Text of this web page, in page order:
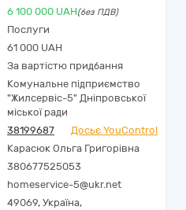
6 100 000 UAH(без ПДВ)
Послуги
61 000 UAH
За вартістю придбання
Комунальне підприємство
"Жилсервіс-5" Дніпровської
міської ради
38199687
Досьє YouControl
Карасюк Ольга Григорівна
380677525053
homeservice-5@ukr.net
49069, Україна,